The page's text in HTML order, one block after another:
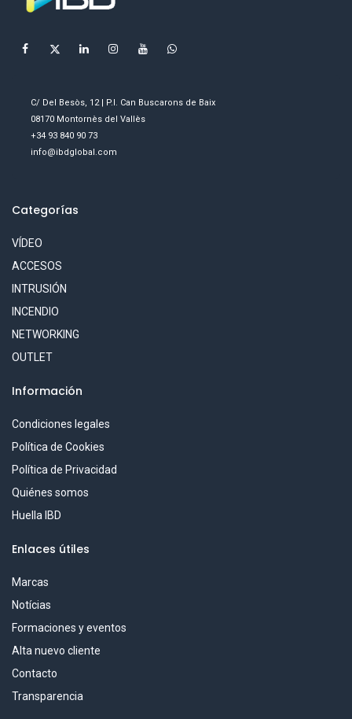
C/ Del Besòs, 12 | P.I. Can Buscarons de Baix
08170 Montornès del Vallès
+34 93 840 90 73
info@ibdglobal.com
Categorías
VÍDEO
ACCESOS
INTRUSIÓN
INCENDIO
NETWORKING
OUTLET
Información
Condiciones legales
Política de Cookies
Política de Privacidad
Quiénes somos
Huella IBD
Enlaces útiles
Marcas
Notícias
Formaciones y eventos
Alta nuevo cliente
Contacto
Transparencia